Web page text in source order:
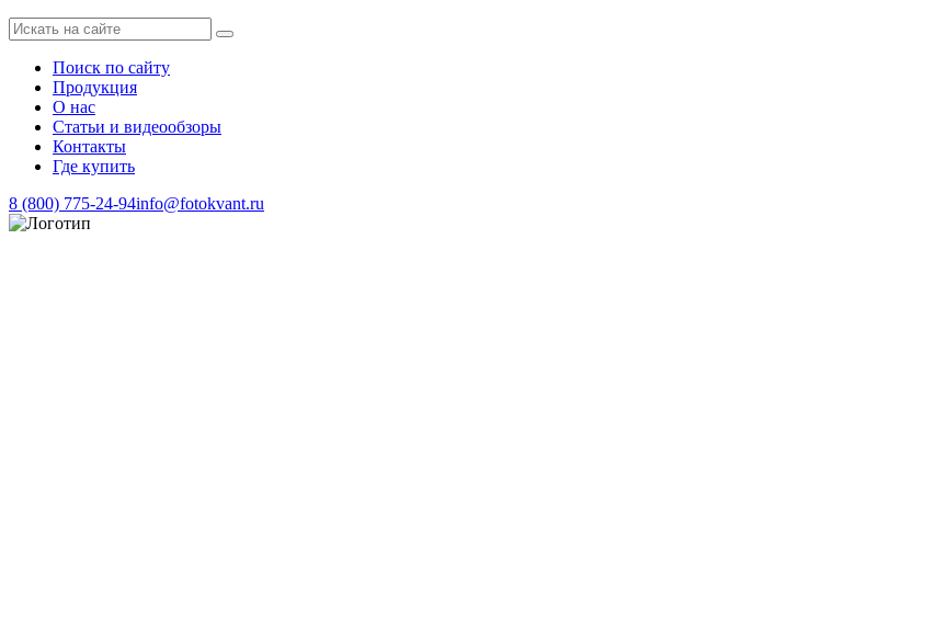
Поиск по сайту
Продукция
О нас
Статьи и видеообзоры
Контакты
Где купить
8 (800) 775-24-94info@fotokvant.ru